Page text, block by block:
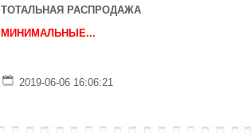
ТОТАЛЬНАЯ РАСПРОДАЖА
МИНИМАЛЬНЫЕ...
2019-06-06 16:06:21